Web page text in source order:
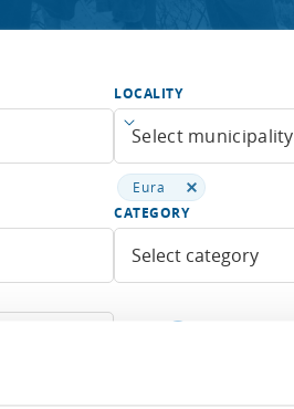
LOCALITY
Open menu
Eura
CATEGORY
Select category